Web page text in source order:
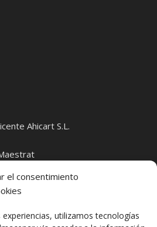
el consentimiento
utilizamos tecnologías
Ahicart S.L.